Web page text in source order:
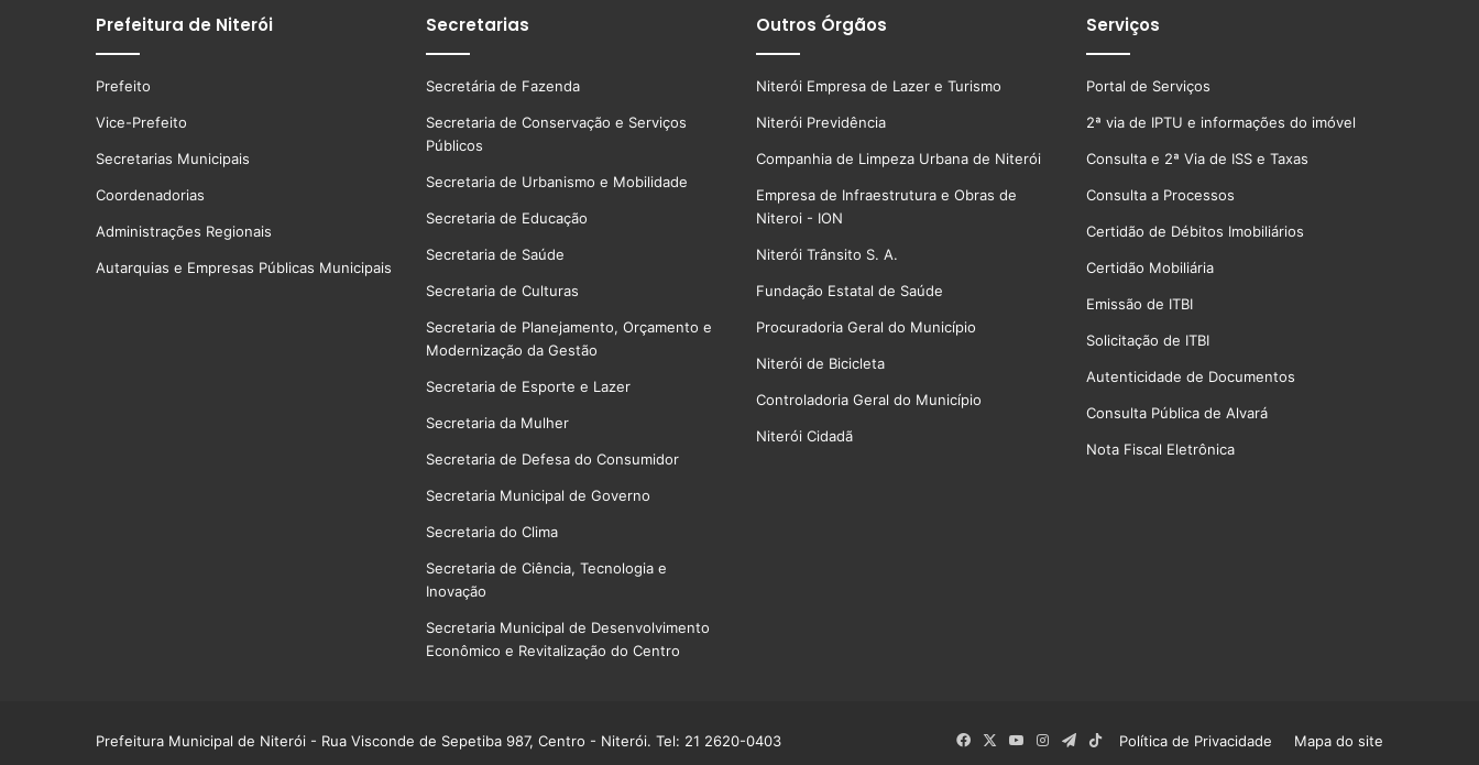
Prefeitura de Niterói
Prefeito
Vice-Prefeito
Secretarias Municipais
Coordenadorias
Administrações Regionais
Autarquias e Empresas Públicas Municipais
Secretarias
Secretária de Fazenda
Secretaria de Conservação e Serviços
Públicos
Secretaria de Urbanismo e Mobilidade
Secretaria de Educação
Secretaria de Saúde
Secretaria de Culturas
Secretaria de Planejamento, Orçamento e
Modernização da Gestão
Secretaria de Esporte e Lazer
Secretaria da Mulher
Secretaria de Defesa do Consumidor
Secretaria Municipal de Governo
Secretaria do Clima
Secretaria de Ciência, Tecnologia e
Inovação
Secretaria Municipal de Desenvolvimento
Econômico e Revitalização do Centro
Outros Órgãos
Niterói Empresa de Lazer e Turismo
Niterói Previdência
Companhia de Limpeza Urbana de Niterói
Empresa de Infraestrutura e Obras de
Niteroi - ION
Niterói Trânsito S. A.
Fundação Estatal de Saúde
Procuradoria Geral do Município
Niterói de Bicicleta
Controladoria Geral do Município
Niterói Cidadã
Serviços
Portal de Serviços
2ª via de IPTU e informações do imóvel
Consulta e 2ª Via de ISS e Taxas
Consulta a Processos
Certidão de Débitos Imobiliários
Certidão Mobiliária
Emissão de ITBI
Solicitação de ITBI
Autenticidade de Documentos
Consulta Pública de Alvará
Nota Fiscal Eletrônica
Prefeitura Municipal de Niterói - Rua Visconde de Sepetiba 987, Centro - Niterói. Tel: 21 2620-0403 Política de Privacidade Mapa do site
Facebook
X YouTubeInstagramTelegram
TikTok